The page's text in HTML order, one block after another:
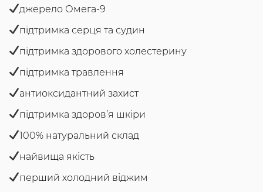
джерело Омега-9
підтримка серця та судин
підтримка здорового холестерину
підтримка травлення
антиоксидантний захист
підтримка здоров’я шкіри
100% натуральний склад
найвища якість
перший холодний віджим